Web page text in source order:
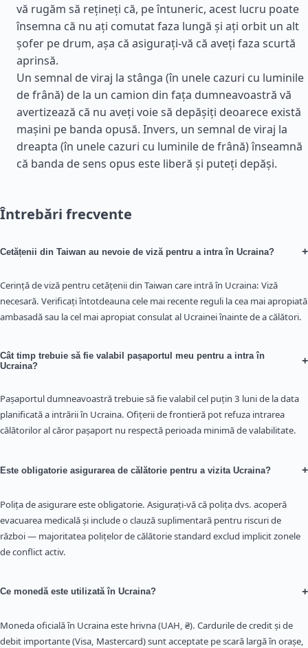
vă rugăm să rețineți că, pe întuneric, acest lucru poate
însemna că nu ați comutat faza lungă și ați orbit un alt
șofer pe drum, așa că asigurați-vă că aveți faza scurtă
aprinsă.
Un semnal de viraj la stânga (în unele cazuri cu luminile
de frână) de la un camion din fața dumneavoastră vă
avertizează că nu aveți voie să depășiți deoarece există
mașini pe banda opusă. Invers, un semnal de viraj la
dreapta (în unele cazuri cu luminile de frână) înseamnă
că banda de sens opus este liberă și puteți depăși.
Întrebări frecvente
Cetățenii din Taiwan au nevoie de viză pentru a intra în Ucraina? +
Cerință de viză pentru cetățenii din Taiwan care intră în Ucraina: Viză
necesară. Verificați întotdeauna cele mai recente reguli la cea mai apropiată
ambasadă sau la cel mai apropiat consulat al Ucrainei înainte de a călători.
Cât timp trebuie să fie valabil pașaportul meu pentru a intra în
Ucraina?
+
Pașaportul dumneavoastră trebuie să fie valabil cel puțin 3 luni de la data
planificată a intrării în Ucraina. Ofițerii de frontieră pot refuza intrarea
călătorilor al căror pașaport nu respectă perioada minimă de valabilitate.
Este obligatorie asigurarea de călătorie pentru a vizita Ucraina? +
Polița de asigurare este obligatorie. Asigurați-vă că polița dvs. acoperă
evacuarea medicală și include o clauză suplimentară pentru riscuri de
război — majoritatea polițelor de călătorie standard exclud implicit zonele
de conflict activ.
Ce monedă este utilizată în Ucraina? +
Moneda oficială în Ucraina este hrivna (UAH, ₴). Cardurile de credit și de
debit importante (Visa, Mastercard) sunt acceptate pe scară largă în orașe,